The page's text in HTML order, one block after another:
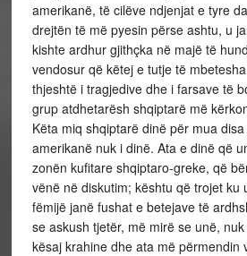
amerikanë, të cilëve ndjenjat e tyre
drejtën të më pyesin përse ashtu, u
kishte ardhur gjithçka në majë të
vendosur që këtej e tutje të
thjeshtë i tragjedive dhe i farsave të
grup atdhetarësh shqiptarë më
Këta miq shqiptarë dinë për mua
amerikanë nuk i dinë. Ata e dinë që
zonën kufitare shqiptaro-greke, që
vënë në diskutim; kështu që trojet ku
fëmijë janë fushat e betejave të
se askush tjetër, më mirë se unë,
kësaj krahine dhe ata më përmendin